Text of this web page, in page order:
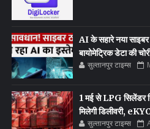
AI के सहारे नया साइबर
बायोमेट्रिक डेटा की
सुल्तानपुर टाइम्स
1 मई से LPG सिलेंडर
मिलेगी डिलीवरी,
सुल्तानपुर टाइम्स